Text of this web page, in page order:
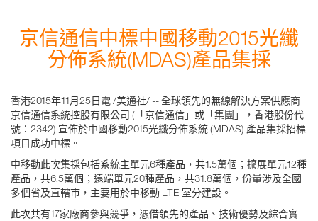
京信通信中標中國移動2015光纖
分佈系統(MDAS)產品集採
香港2015年11月25日電 /美通社/ -- 全球領先的無線解決方案供應商
京信通信系統控股有限公司 (「京信通信」或「集團」，香港股份代
號：2342) 宣佈於中國移動2015光纖分佈系統 (MDAS) 產品集採招標
項目成功中標。
中移動此次集採包括系統主單元6種產品，共1.5萬個；擴展單元12種
產品，共6.5萬個；遠端單元20種產品，共31.8萬個，份量涉及全國
多個省及直轄市，主要用於中移動 LTE 室分建設。
此次共有17家廠商參與競爭，憑借領先的產品、技術優勢及綜合實